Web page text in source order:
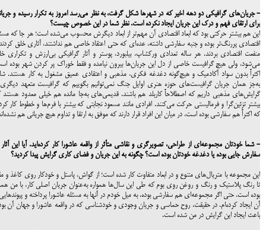
- جریان‌های گرافیکی دو دهه اخیر که در شهرها شکل گرفت، به نظر می‌رسد امروز به تکرار رسیده و
برای ارتقای فهم و درک این جریان ایجاد نکرده است. نظر شما در این خصوص چیست؟
این هم بیشتر حرکتی بود که ابعاد اقتصادی آن مهم‌تر از ابعاد دیگرش محسوب می‌شده است؛ هر جا که
اقتصادی پررنگ‌تر بوده و جنبه سفارشی داشته، عده‌ای که حتی اعتقاد خاصی هم نداشتند، آثاری خلق
منفعت اقتصادی بردند. هر ساله تعدادی ورکشاپ، بیلبورد، پوستر و آثار گرافیکی بی‌ارزش و تکراری
می‌شود، ولی هیچ گرافیست خاصی از دل این جریان‌ها بیرون نیامده و فقط خوراک پر کردن شهر بوده
اکثراً بدون سواد آکادمیک و هیچ‌گونه دغدغه فکری، مذهبی و اعتقادی عمیق مشغول به کار هستند.
به‌جز همان جریان گرافیست‌های حوزه هنری اوایل جنگ نمی‌توانیم بگوییم که گرافیست متعهد دیگری
گرایش‌های مذهبی داریم که اصطلاحاً کاربلد هم باشند. قدیمی‌های به‌جا مانده هم خیلی معدود هستند
بیشتر تزئین‌گرا و فرمالیستی حرکت می‌کنند. افرادی مانند مسعود نجابتی که بیشتر با فرم‌ها و خطوط کار
که اکثراً هم سفارشی بوده است، در میان این افراد قرار دارند که موفق به ارتقا و تداوم هیچ جریانی هم
- شما خودتان مجموعه‌ای از طراحی، تصویرگری و نقاشی متأثر از واقعه عاشورا کار کرده‌اید. آیا این آثار
سفارش جایی بوده یا دغدغه خودتان بوده است؟ چگونه به این جریان و فضای کاری گرایش پیدا کردید؟
این مجموعه با متریال‌های متنوع و در ابعاد متفاوت کار شده است؛ از گواش، پاستل و خودکار روی کاغذ و
تا رنگ پلاستیک و رنگ و روغن روی بوم که طی این سال‌ها همواره به‌عنوان جریان اصلی کار، با من
بوده است. حتی اگر مجموعه‌ای هم سفارشی بوده، به میل خودم در آنها به مسئله عاشورا پرداخته‌ و پیوندهایی
آن ایجاد کرده‌ام. در حقیقت، روح حماسی و جریان وجودی و خودشناسی که در واقعه عاشورا و جهان آن
باعث ایجاد این گرایش در من شده است.